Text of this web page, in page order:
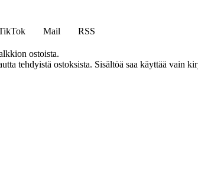
Mail
RSS
ostoista.
tehdyistä ostoksista. Sisältöä saa käyttää vain